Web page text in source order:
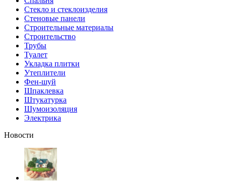
Стекло и стеклоизделия
Стеновые панели
Строительные материалы
Строительство
Трубы
Туалет
Укладка плитки
Утеплители
Фен-шуй
Шпаклевка
Штукатурка
Шумоизоляция
Электрика
Новости